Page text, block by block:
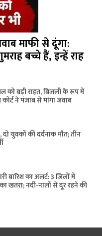
माफी से दूंगा:
बच्चे हैं, इन्हें राह
को बड़ी राहत, बिजली के रूप में
कोर्ट ने पंजाब से मांगा जवाब
दो युवकों की दर्दनाक मौत; तीन
बारिश का अलर्ट: 3 जिलों में
खतरा; नदी-नालों से दूर रहने की